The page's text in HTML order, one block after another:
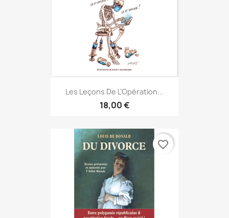
Les Leçons De L’Opération...
18,00 €
favorite_border